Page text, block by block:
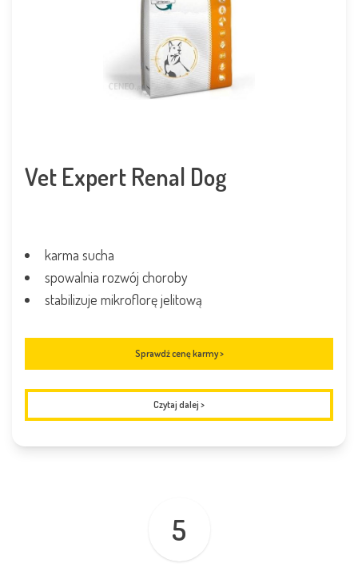
Vet Expert Renal Dog
karma sucha
spowalnia rozwój choroby
stabilizuje mikroflorę jelitową
Sprawdź cenę karmy >
Czytaj dalej >
5